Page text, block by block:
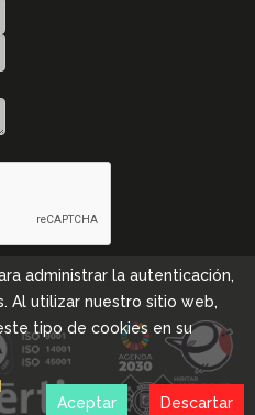
administrar la autenticación,
Al utilizar nuestro sitio web,
tipo de cookies en su
Descartar
Aceptar